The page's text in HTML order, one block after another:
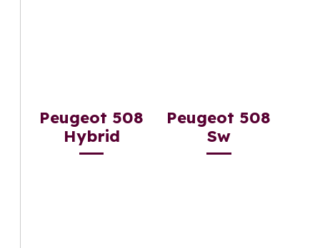
Peugeot 508
Hybrid
Peugeot 508
Sw